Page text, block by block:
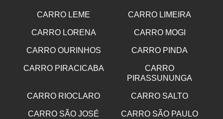
CARRO LEME CARRO LIMEIRA
CARRO LORENA CARRO MOGI
CARRO OURINHOS CARRO PINDA
CARRO PIRACICABA
CARRO
PIRASSUNUNGA
CARRO RIOCLARO CARRO SALTO
CARRO SÃO JOSÉ
CARRO SÃO PAULO